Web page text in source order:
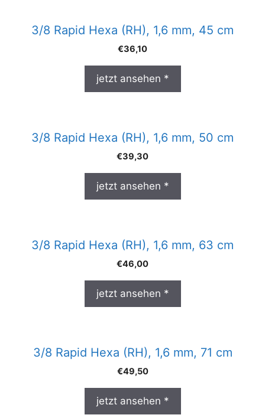
3/8 Rapid Hexa (RH), 1,6 mm, 45 cm
€36,10
jetzt ansehen *
3/8 Rapid Hexa (RH), 1,6 mm, 50 cm
€39,30
jetzt ansehen *
3/8 Rapid Hexa (RH), 1,6 mm, 63 cm
€46,00
jetzt ansehen *
3/8 Rapid Hexa (RH), 1,6 mm, 71 cm
€49,50
jetzt ansehen *